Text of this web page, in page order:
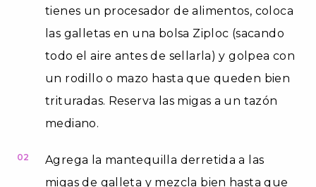
tienes un procesador de alimentos, coloca
las galletas en una bolsa Ziploc (sacando
todo el aire antes de sellarla) y golpea con
un rodillo o mazo hasta que queden bien
trituradas. Reserva las migas a un tazón
mediano.
02
Agrega la mantequilla derretida a las
migas de galleta y mezcla bien hasta que